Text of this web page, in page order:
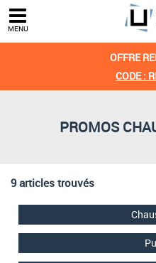
MENU
OFFRE
CODE :
PROMOS
9 articles trouvés
Trier par
Derniers arrivages
Meilleures remises